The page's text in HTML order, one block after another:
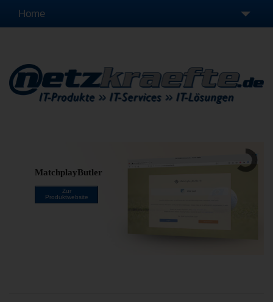
Home
Produkte
Unternehmen
MatchplayButler
Zur
Produktwebsite